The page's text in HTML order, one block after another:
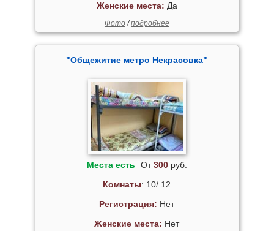
Женские места: Да
Фото/подробнее
"Общежитие метро Некрасовка"
Места есть От300руб.
Комнаты: 10/ 12
Регистрация: Нет
Женские места: Нет